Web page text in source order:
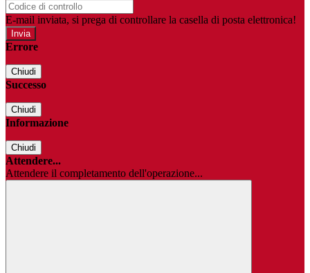
E-mail inviata, si prega di controllare la casella di posta elettronica!
Errore
Chiudi
Successo
Chiudi
Informazione
Chiudi
Attendere...
Attendere il completamento dell'operazione...